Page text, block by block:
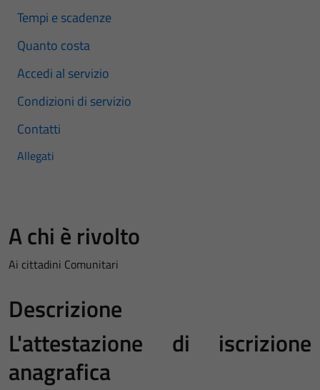
Tempi e scadenze
Quanto costa
Accedi al servizio
Condizioni di servizio
Contatti
Allegati
A chi è rivolto
Ai cittadini Comunitari
Descrizione
L'attestazione di iscrizione
anagrafica